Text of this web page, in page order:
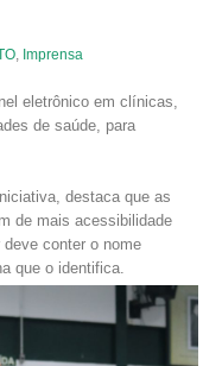
Imprensa
eletrônico em clínicas,
de saúde, para
destaca que as
de mais acessibilidade
conter o nome
que o identifica.